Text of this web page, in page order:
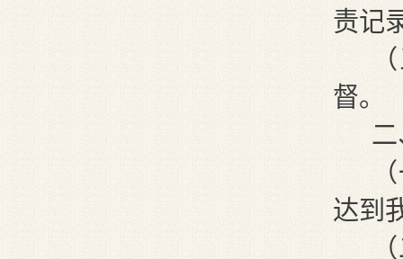
责记
督。
达到